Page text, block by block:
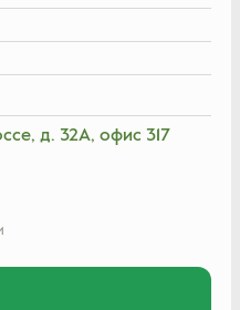
д. 32А, офис 317